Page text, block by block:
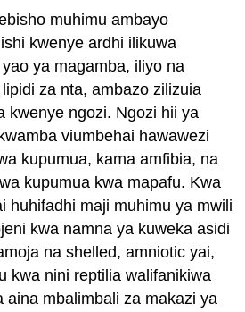
muhimu ambayo
kwenye ardhi ilikuwa
ya magamba, iliyo na
za nta, ambazo zilizuia
kwenye ngozi. Ngozi hii ya
viumbehai hawawezi
kupumua, kama amfibia, na
kupumua kwa mapafu. Kwa
huhifadhi maji muhimu ya mwili
kwa namna ya kuweka asidi
na shelled, amniotic yai,
kwa nini reptilia walifanikiwa
aina mbalimbali za makazi ya